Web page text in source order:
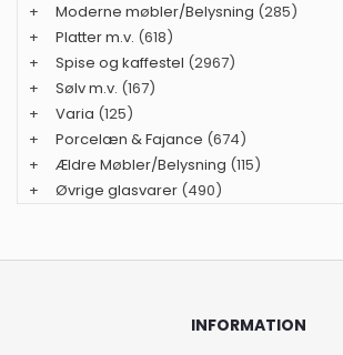
+
Moderne møbler/Belysning (285)
+
Platter m.v. (618)
+
Spise og kaffestel (2967)
+
Sølv m.v. (167)
+
Varia (125)
+
Porcelæn & Fajance (674)
+
Ældre Møbler/Belysning (115)
+
Øvrige glasvarer (490)
INFORMATION